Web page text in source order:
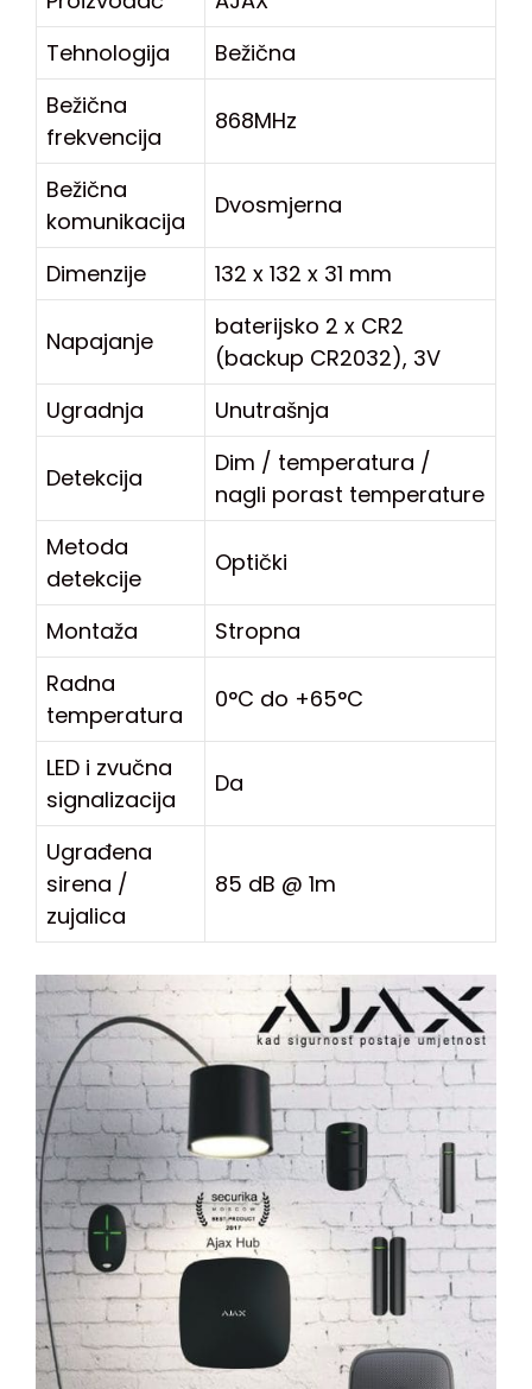
Tehnologija
Bežična
Bežična
frekvencija
868MHz
Bežična
komunikacija
Dvosmjerna
Dimenzije 132 x 132 x 31 mm
Napajanje
baterijsko 2 x CR2
(backup CR2032), 3V
Ugradnja
Unutrašnja
Detekcija
Dim / temperatura /
nagli porast temperature
Metoda
detekcije
Optički
Montaža
Stropna
Radna
temperatura
0°C do +65°C
LED i zvučna
signalizacija
Da
Ugrađena
sirena /
zujalica
85 dB @ 1m